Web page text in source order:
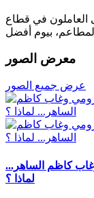
العاملون في قطاع
معرض الصور
عرض جميع الصور
وغاب كاظم الساهر...
لماذا ؟